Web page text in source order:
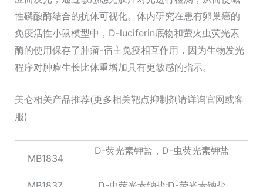
性磷酸酶结合的抗体可视化。体内研究在患有卵巢癌的
免疫活性小鼠模型中，D-luciferin底物和萤火虫荧光素
酶的使用保存了肿瘤-宿主免疫相互作用，因为生物发光
程序对肿瘤生长比体重增加具有更敏感的指示。
美仑相关产品推荐(更多相关靶点抑制剂请详询官网或客
服)
MB1834
D-荧光素钾盐，D-虫荧光素钾盐